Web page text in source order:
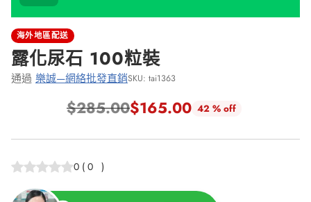
海外地區配送
露化尿石 100粒裝
通過 樂誠—網絡批發直銷SKU: tai1363
正
常
價
$285.00$165.00 42 % off
0 ( 0 )